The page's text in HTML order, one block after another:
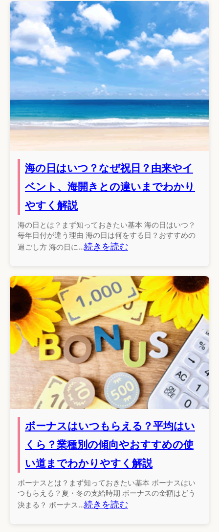
海の日はいつ？なぜ祝日？由来やイ
ベント、海開きとの違いまでわかり
やすく解説
海の日とは？まず知っておきたい基本 海の日はいつ？
毎年日付が違う理由 海の日は何をする日？おすすめの
過ごし方 海の日に...続きを読む
ボーナスはいつもらえる？平均はい
くら？業種別の傾向やおすすめの使
い道までわかりやすく解説
ボーナスとは？まず知っておきたい基本 ボーナスはい
つもらえる？夏・冬の支給時期 ボーナスの金額はどう
決まる？ ボーナス...続きを読む